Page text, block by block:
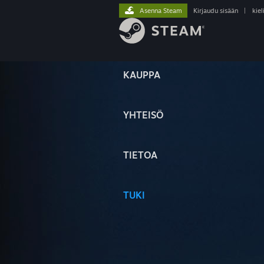
KAUPPA
YHTEISÖ
TIETOA
TUKI
Asenna Steam Kirjaudu sisään kieli